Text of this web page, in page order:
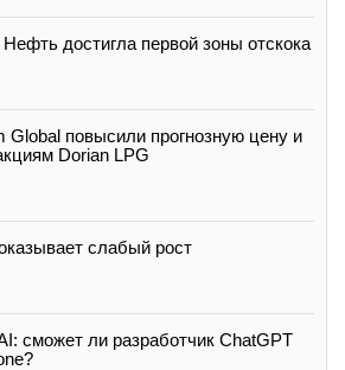
достигла первой зоны отскока
Global повысили прогнозную цену и
Dorian LPG
слабый рост
сможет ли разработчик ChatGPT